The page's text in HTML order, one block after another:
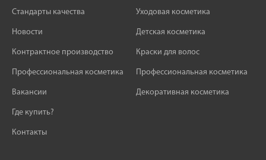
Стандарты качества
Новости
Контрактное производство
Профессиональная косметика
Вакансии
Где купить?
Контакты
Уходовая косметика
Детская косметика
Краски для волос
Профессиональная косметика
Декоративная косметика